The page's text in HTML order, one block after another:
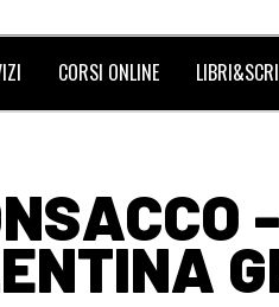
CORSI ONLINE